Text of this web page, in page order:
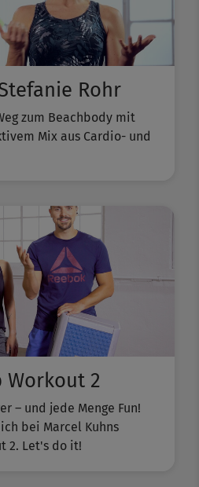
Rohr
zum Beachbody mit
Mix aus Cardio- und
Workout 2
– und jede Menge Fun!
bei Marcel Kuhns
2. Let's do it!